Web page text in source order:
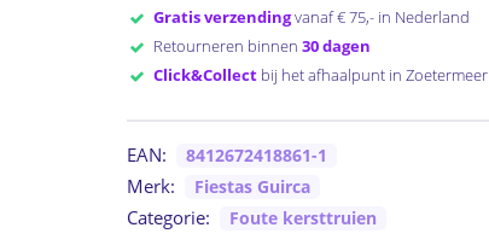
Gratis verzendingvanaf € 75,- in Nederland
Retourneren binnen30 dagen
Click&Collect bij het afhaalpunt in Zoetermeer
EAN: 8412672418861-1
Merk: Fiestas Guirca
Categorie: Foute kersttruien